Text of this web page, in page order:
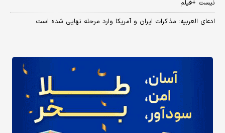
نیست +فیلم
ادعای العربیه: مذاکرات ایران و آمریکا وارد مرحله نهایی شده است